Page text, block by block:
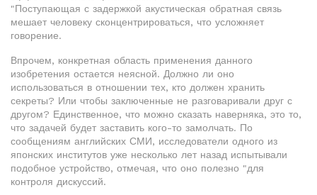
"Поступающая с задержкой акустическая обратная связь
мешает человеку сконцентрироваться, что усложняет
говорение.
Впрочем, конкретная область применения данного
изобретения остается неясной. Должно ли оно
использоваться в отношении тех, кто должен хранить
секреты? Или чтобы заключенные не разговаривали друг с
другом? Единственное, что можно сказать наверняка, это то,
что задачей будет заставить кого-то замолчать. По
сообщениям английских СМИ, исследователи одного из
японских институтов уже несколько лет назад испытывали
подобное устройство, отмечая, что оно полезно "для
контроля дискуссий.